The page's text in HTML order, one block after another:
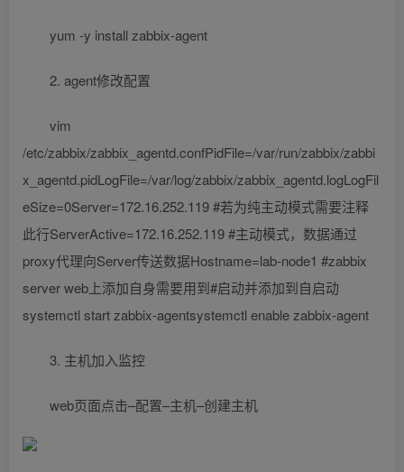
yum -y install zabbix-agent
2. agent修改配置
vim
/etc/zabbix/zabbix_agentd.confPidFile=/var/run/zabbix/zabbi
x_agentd.pidLogFile=/var/log/zabbix/zabbix_agentd.logLogFil
eSize=0Server=172.16.252.119 #若为纯主动模式需要注释
此行ServerActive=172.16.252.119 #主动模式，数据通过
proxy代理向Server传送数据Hostname=lab-node1 #zabbix
server web上添加自身需要用到#启动并添加到自启动
systemctl start zabbix-agentsystemctl enable zabbix-agent
3. 主机加入监控
web页面点击–配置–主机–创建主机